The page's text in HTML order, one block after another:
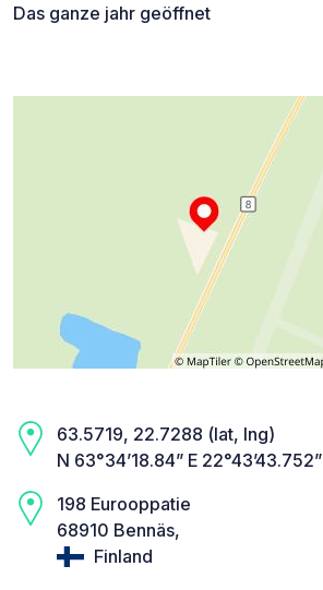
Das ganze jahr geöffnet
63.5719, 22.7288 (lat, lng)
N 63°34’18.84” E 22°43’43.752”
198 Eurooppatie
68910 Bennäs,
Finland